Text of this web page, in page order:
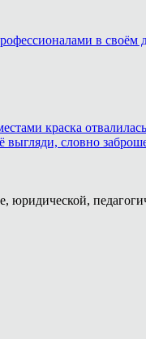
в своём
краска
выгляди, словно
юридической,